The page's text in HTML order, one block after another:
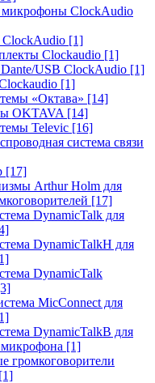
ClockAudio
[1]
Clockaudio [1]
USB ClockAudio [1]
[1]
«Октава» [14]
OKTAVA [14]
Televic [16]
система связи
[17]
Arthur Holm для
[17]
DynamicTalk для
DynamicTalkH для
DynamicTalk
MicConnect для
DynamicTalkB для
микрофона [1]
громкоговорители
[1]